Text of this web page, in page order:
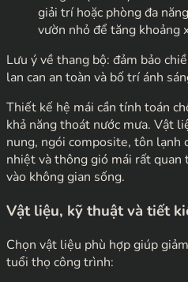
giải trí hoặc phòng đa
vườn nhỏ để tăng khoảng
Lưu ý về thang bộ: đảm bảo
lan can an toàn và bố trí ánh
Thiết kế hệ mái cần tính toán
khả năng thoát nước mưa. Vật
nung, ngói composite, tôn lạnh
nhiệt và thông gió mái rất
vào không gian sống.
Vật liệu, kỹ thuật và tiết
Chọn vật liệu phù hợp giúp
tuổi thọ công trình: